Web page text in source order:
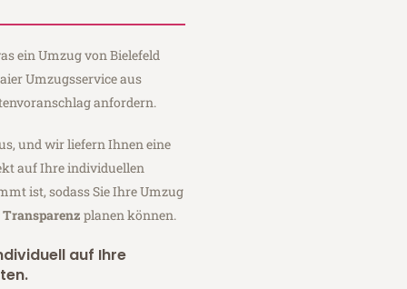
ein Umzug von Bielefeld
Umzugsservice aus
anfordern.
und wir liefern Ihnen eine
auf Ihre individuellen
ist, sodass Sie Ihre Umzug
planen können.
auf Ihre